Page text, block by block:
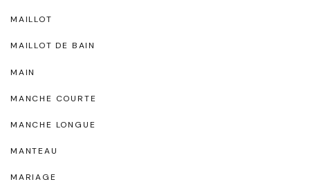
MAILLOT
MAILLOT DE BAIN
MAIN
MANCHE COURTE
MANCHE LONGUE
MANTEAU
MARIAGE